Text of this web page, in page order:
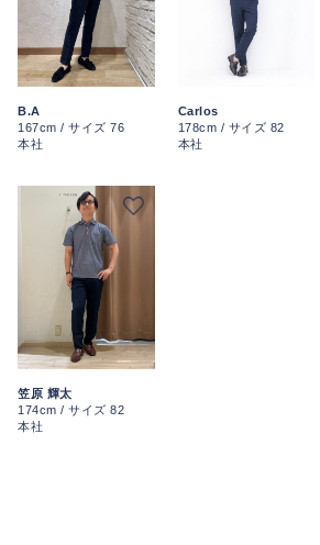
B.A
167cm / サイズ 76
本社
Carlos
178cm / サイズ 82
本社
笠原 輝太
174cm / サイズ 82
本社